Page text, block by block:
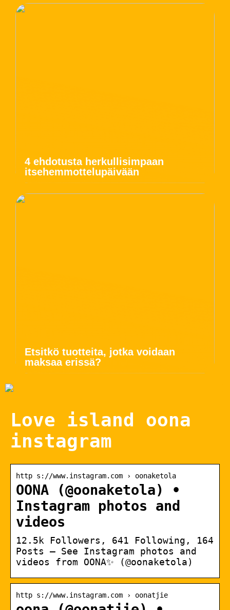
4 ehdotusta herkullisimpaan
itsehemmottelupäivään
Etsitkö tuotteita, jotka voidaan
maksaa erissä?
Love island oona
instagram
http s://www.instagram.com › oonaketola
OONA (@oonaketola) •
Instagram photos and
videos
12.5k Followers, 641 Following, 164
Posts – See Instagram photos and
videos from OONA✨ (@oonaketola)
http s://www.instagram.com › oonatjie